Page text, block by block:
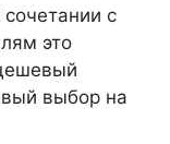
с
это
выбор на